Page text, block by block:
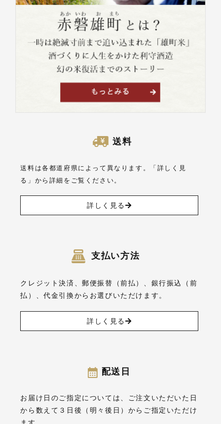
送料
送料は各都道府県によって異なります。「詳しく見
る」から詳細をご覧ください。
詳しく見る
支払い方法
クレジット決済、郵便振替（前払）、銀行振込（前
払）、代金引換からお選びいただけます。
詳しく見る
配送日
お届け日のご指定については、ご注文いただいた日
から数えて３日後（明々後日）からご指定いただけ